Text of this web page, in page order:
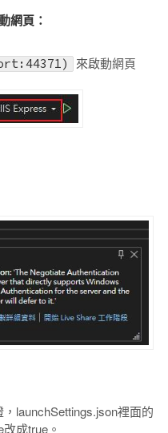
網頁：
來啟動網頁
launchSettings.json裡面的
成true。